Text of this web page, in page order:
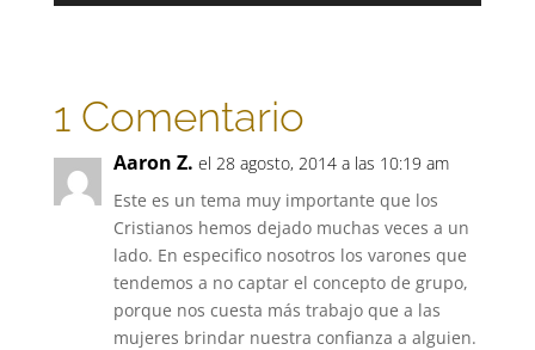
1 Comentario
Aaron Z. el 28 agosto, 2014 a las 10:19 am
Este es un tema muy importante que los
Cristianos hemos dejado muchas veces a un
lado. En especifico nosotros los varones que
tendemos a no captar el concepto de grupo,
porque nos cuesta más trabajo que a las
mujeres brindar nuestra confianza a alguien.